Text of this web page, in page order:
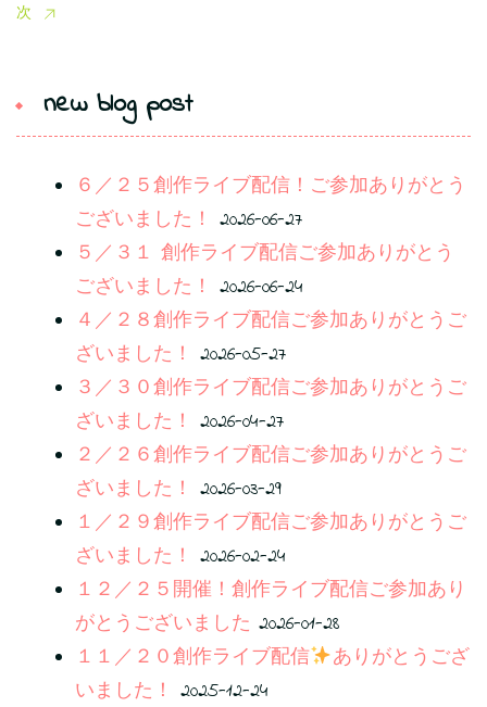
次
new blog post
６／２５創作ライブ配信！ご参加ありがとう
ございました！ 2026-06-27
５／３１ 創作ライブ配信ご参加ありがとう
ございました！ 2026-06-24
４／２８創作ライブ配信ご参加ありがとうご
ざいました！ 2026-05-27
３／３０創作ライブ配信ご参加ありがとうご
ざいました！ 2026-04-27
２／２６創作ライブ配信ご参加ありがとうご
ざいました！ 2026-03-29
１／２９創作ライブ配信ご参加ありがとうご
ざいました！ 2026-02-24
１２／２５開催！創作ライブ配信ご参加あり
がとうございました 2026-01-28
１１／２０創作ライブ配信
ありがとうござ
いました！ 2025-12-24